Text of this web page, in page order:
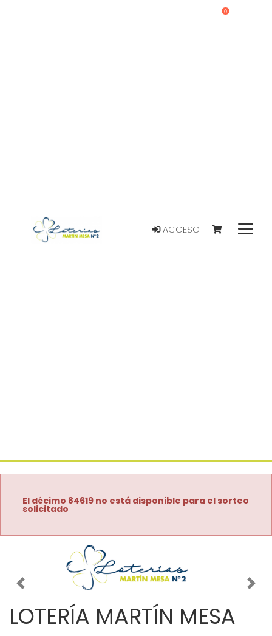
ACCESO
0
El décimo 84619 no está disponible para el sorteo
solicitado
Imagen anterior
LOTERÍA MARTÍN MESA